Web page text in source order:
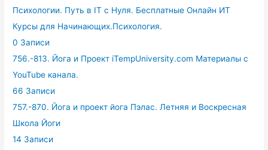
Психологии. Путь в IT с Нуля. Бесплатные Онлайн ИТ
Курсы для Начинающих.Психология.
0 Записи
756.-813. Йога и Проект iTempUniversity.com Материалы с
YouTube канала.
66 Записи
757.-870. Йога и проект йога Пэлас. Летняя и Воскресная
Школа Йоги
14 Записи